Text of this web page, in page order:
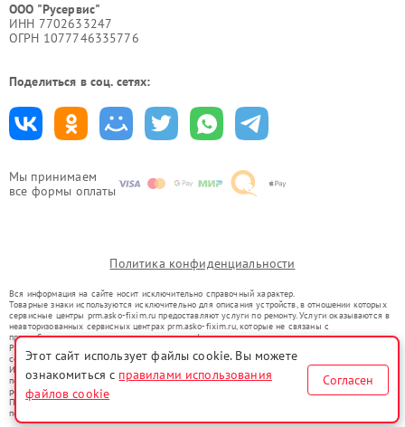
Мы принимаем
все формы оплаты
ООО "Русервис"
ИНН 7702633247
ОГРН 1077746335776
Поделиться в соц. сетях:
Политика конфиденциальности
Вся информация на сайте носит исключительно справочный характер.
Товарные знаки используются исключительно для описания устройств, в отношении которых
сервисные центры prm.asko-fixim.ru предоставляют услуги по ремонту. Услуги оказываются в
неавторизованных сервисных центрах prm.asko-fixim.ru, которые не связаны с
правообладателями товарных знаков или их официальными представителями.
Ремонт осуществляется для устройств, уже введенных в гражданский оборот в соответствии
со статьей 1487 ГК РФ.
Использование товарных знаков не преследует цели индивидуализации услуг или введения
потребителей в заблуждение, а служит для информирования о предоставляемых услугах по
ремонту техники указанных брендов.
Представленная на сайте информация не является публичной офертой, определяемой
положениями Статьи 437(2) Гражданского кодекса РФ
Этот сайт использует файлы cookie. Вы можете
ознакомиться с правилами использования
файлов cookie
Согласен